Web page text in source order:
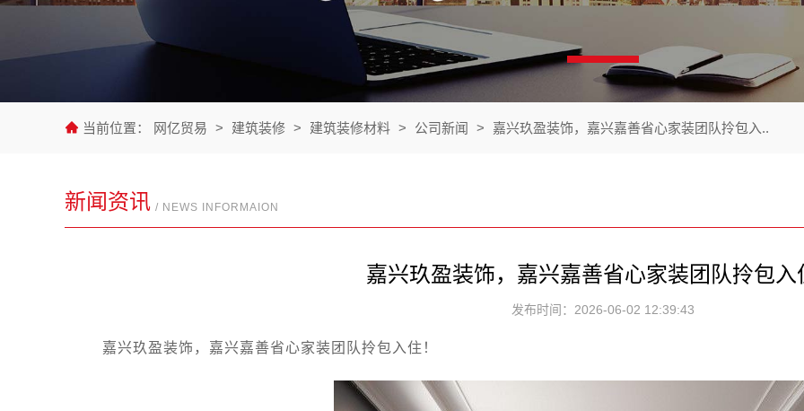
当前位置： 网亿贸易 > 建筑装修 > 建筑装修材料 > 公司新闻 > 嘉兴玖盈装饰，嘉兴嘉善省心家装团队拎包入..
新闻资讯 / NEWS INFORMAION
嘉兴玖盈装饰，嘉兴嘉善省心家装团队拎包入
发布时间：2026-06-02 12:39:43
嘉兴玖盈装饰，嘉兴嘉善省心家装团队拎包入住！